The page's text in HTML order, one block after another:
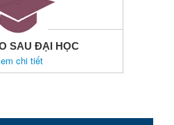
SAU ĐẠI HỌC
chi tiết